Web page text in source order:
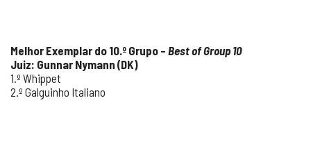
Melhor Exemplar do 10.º Grupo – Best of Group 10
Juiz: Gunnar Nymann (DK)
1.º Whippet
2.º Galguinho Italiano